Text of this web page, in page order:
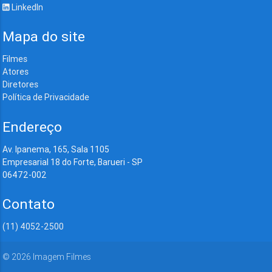
LinkedIn
Mapa do site
Filmes
Atores
Diretores
Política de Privacidade
Endereço
Av. Ipanema, 165, Sala 1105
Empresarial 18 do Forte, Barueri - SP
06472-002
Contato
(11) 4052-2500
© 2026 Imagem Filmes